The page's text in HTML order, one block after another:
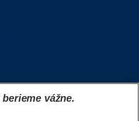
vážne.